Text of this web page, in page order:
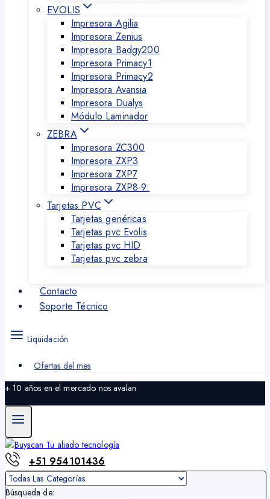
EVOLIS
Impresora Agilia
Impresora Zenius
Impresora Badgy200
Impresora Primacy1
Impresora Primacy2
Impresora Avansia
Impresora Dualys
Módulo Laminador
ZEBRA
Impresora ZC300
Impresora ZXP3
Impresora ZXP7
Impresora ZXP8-9:
Tarjetas PVC
Tarjetas genéricas
Tarjetas pvc Evolis
Tarjetas pvc HID
Tarjetas pvc zebra
Contacto
Soporte Técnico
Liquidación
Ofertas del mes
+ 10 años en el mercado nos avalan
+51 954101436
Búsqueda de: